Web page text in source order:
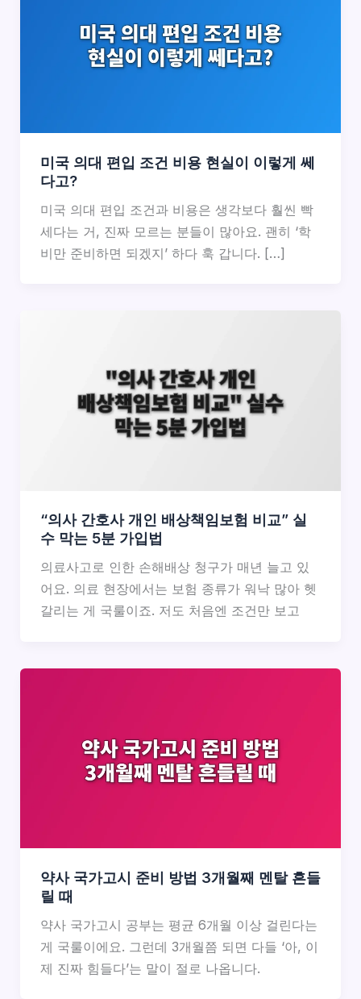
미국 의대 편입 조건 비용 현실이 이렇게 쎄
다고?
미국 의대 편입 조건과 비용은 생각보다 훨씬 빡
세다는 거, 진짜 모르는 분들이 많아요. 괜히 ‘학
비만 준비하면 되겠지’ 하다 훅 갑니다. […]
“의사 간호사 개인 배상책임보험 비교” 실
수 막는 5분 가입법
의료사고로 인한 손해배상 청구가 매년 늘고 있
어요. 의료 현장에서는 보험 종류가 워낙 많아 헷
갈리는 게 국룰이죠. 저도 처음엔 조건만 보고
약사 국가고시 준비 방법 3개월째 멘탈 흔들
릴 때
약사 국가고시 공부는 평균 6개월 이상 걸린다는
게 국룰이에요. 그런데 3개월쯤 되면 다들 ‘아, 이
제 진짜 힘들다’는 말이 절로 나옵니다.